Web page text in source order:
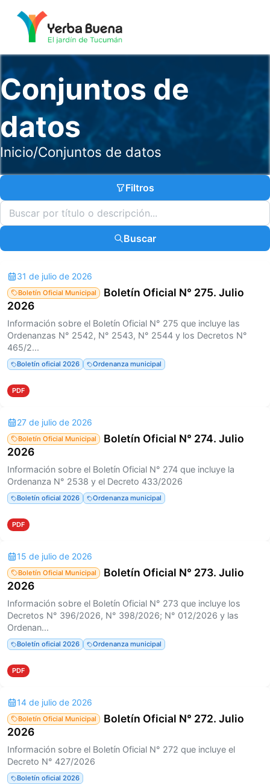
Conjuntos de
datos
Inicio/Conjuntos de datos
Filtros
Buscar
31 de julio de 2026
Boletín Oficial Municipal
Boletín Oficial N° 275. Julio
2026
Información sobre el Boletín Oficial N° 275 que incluye las
Ordenanzas N° 2542, N° 2543, N° 2544 y los Decretos N°
465/2...
Boletín oficial 2026 Ordenanza municipal
PDF
27 de julio de 2026
Boletín Oficial Municipal
Boletín Oficial N° 274. Julio
2026
Información sobre el Boletín Oficial N° 274 que incluye la
Ordenanza N° 2538 y el Decreto 433/2026
Boletín oficial 2026 Ordenanza municipal
PDF
15 de julio de 2026
Boletín Oficial Municipal
Boletín Oficial N° 273. Julio
2026
Información sobre el Boletín Oficial N° 273 que incluye los
Decretos N° 396/2026, N° 398/2026; N° 012/2026 y las
Ordenan...
Boletín oficial 2026 Ordenanza municipal
PDF
14 de julio de 2026
Boletín Oficial Municipal
Boletín Oficial N° 272. Julio
2026
Información sobre el Boletín Oficial N° 272 que incluye el
Decreto N° 427/2026
Boletín oficial 2026